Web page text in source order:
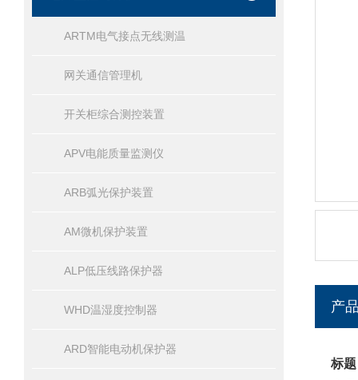
ARTM电气接点无线测温
网关通信管理机
开关柜综合测控装置
APV电能质量监测仪
ARB弧光保护装置
AM微机保护装置
ALP低压线路保护器
WHD温湿度控制器
ARD智能电动机保护器
产
标